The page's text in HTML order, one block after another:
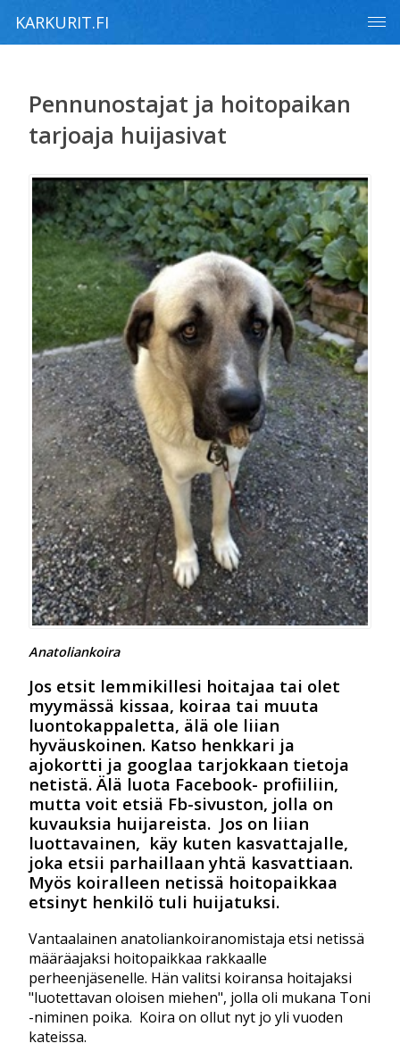
KARKURIT.FI
Pennunostajat ja hoitopaikan
tarjoaja huijasivat
Anatoliankoira
Jos etsit lemmikillesi hoitajaa tai olet
myymässä kissaa, koiraa tai muuta
luontokappaletta, älä ole liian
hyväuskoinen. Katso henkkari ja
ajokortti ja googlaa tarjokkaan tietoja
netistä. Älä luota Facebook- profiiliin,
mutta voit etsiä Fb-sivuston, jolla on
kuvauksia huijareista. Jos on liian
luottavainen, käy kuten kasvattajalle,
joka etsii parhaillaan yhtä kasvattiaan.
Myös koiralleen netissä hoitopaikkaa
etsinyt henkilö tuli huijatuksi.
Vantaalainen anatoliankoiranomistaja etsi netissä
määräajaksi hoitopaikkaa rakkaalle
perheenjäsenelle. Hän valitsi koiransa hoitajaksi
"luotettavan oloisen miehen", jolla oli mukana Toni
-niminen poika. Koira on ollut nyt jo yli vuoden
kateissa.